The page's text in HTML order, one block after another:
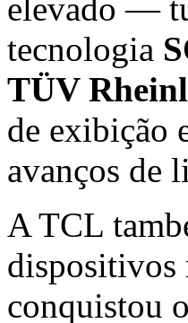
elevado —
tecnologia
TÜV
de exibição
avanços de
A TCL
dispositivos
conquistou o